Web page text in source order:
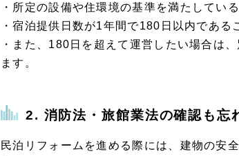
・所定の設備や住環境の基準を満たしてい
・宿泊提供日数が1年間で180日以内である
・また、180日を超えて運営したい場合は
ます。
2. 消防法・旅館業法の確認も忘
民泊リフォームを進める際には、建物の安